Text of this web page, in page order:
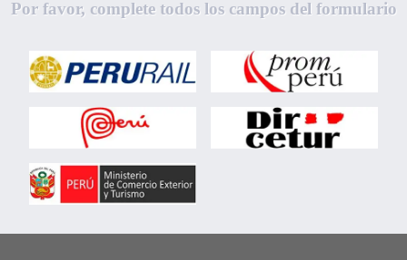
Por favor, complete todos los campos del formulario